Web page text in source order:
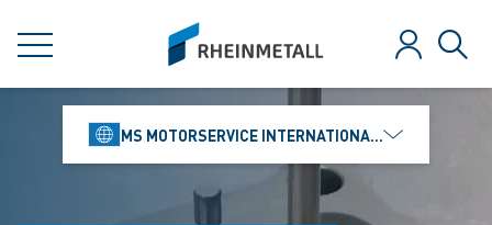
MENU
siteLogo
Zaloguj
MS MOTORSERVICE INTERNATIONAL GMBH